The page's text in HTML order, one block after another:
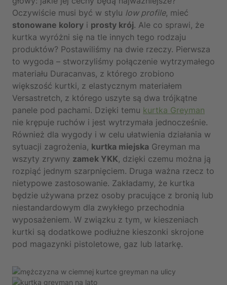
Oczywiście musi być w stylu low profile, mieć
stonowane kolory i prosty krój. Ale co sprawi, że
kurtka wyróżni się na tle innych tego rodzaju
produktów? Postawiliśmy na dwie rzeczy. Pierwsza
to wygoda – stworzyliśmy połączenie wytrzymałego
materiału Duracanvas, z którego zrobiono
większość kurtki, z elastycznym materiałem
Versastretch, z którego uszyte są dwa trójkątne
panele pod pachami. Dzięki temu kurtka Greyman
nie krępuje ruchów i jest wytrzymała jednocześnie.
Również dla wygody i w celu ułatwienia działania w
sytuacji zagrożenia, kurtka miejska Greyman ma
wszyty zrywny zamek YKK, dzięki czemu można ją
rozpiąć jednym szarpnięciem. Druga ważna rzecz to
nietypowe zastosowanie. Zakładamy, że kurtka
będzie używana przez osoby pracujące z bronią lub
niestandardowym dla zwykłego przechodnia
wyposażeniem. W związku z tym, w kieszeniach
kurtki są dodatkowe podłużne kieszonki skrojone
pod magazynki pistoletowe, gaz lub latarkę.